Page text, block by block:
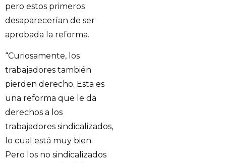
pero estos primeros
desaparecerían de ser
aprobada la reforma.
“Curiosamente, los
trabajadores también
pierden derecho. Esta es
una reforma que le da
derechos a los
trabajadores sindicalizados,
lo cual está muy bien.
Pero los no sindicalizados